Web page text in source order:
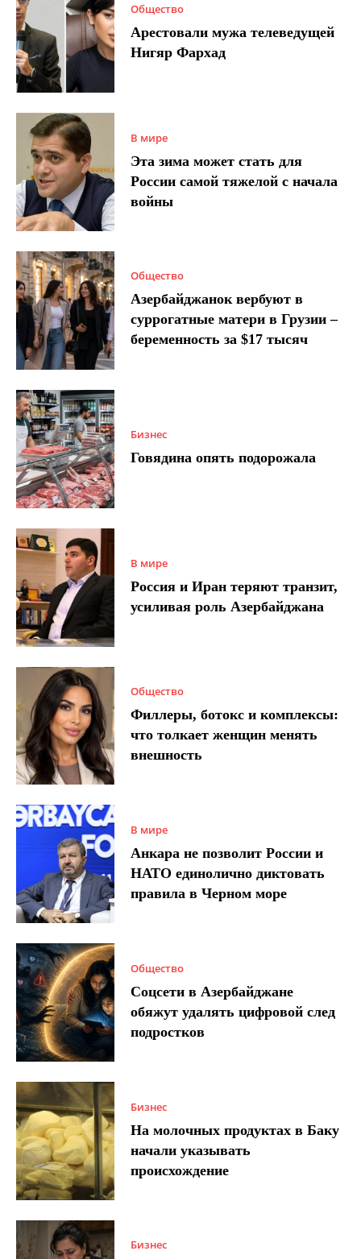
Общество
Арестовали мужа телеведущей
Нигяр Фархад
В мире
Эта зима может стать для
России самой тяжелой с начала
войны
Общество
Азербайджанок вербуют в
суррогатные матери в Грузии –
беременность за $17 тысяч
Бизнес
Говядина опять подорожала
В мире
Россия и Иран теряют транзит,
усиливая роль Азербайджана
Общество
Филлеры, ботокс и комплексы:
что толкает женщин менять
внешность
В мире
Анкара не позволит России и
НАТО единолично диктовать
правила в Черном море
Общество
Соцсети в Азербайджане
обяжут удалять цифровой след
подростков
Бизнес
На молочных продуктах в Баку
начали указывать
происхождение
Бизнес